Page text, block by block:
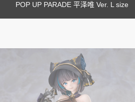
POP UP PARADE 平泽唯 Ver. L size